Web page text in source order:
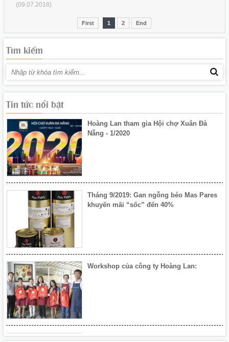
(09.07.2018)
First 1 2 End
Tìm kiếm
Tin tức nổi bật
Hoàng Lan tham gia Hội chợ Xuân Đà
Nẵng - 1/2020
Tháng 9/2019: Gan ngỗng béo Mas Pares
khuyến mãi “sốc” đến 40%
Workshop của công ty Hoàng Lan:
Khai mạc Hội chợ Xuân Đà Nẵng 2020